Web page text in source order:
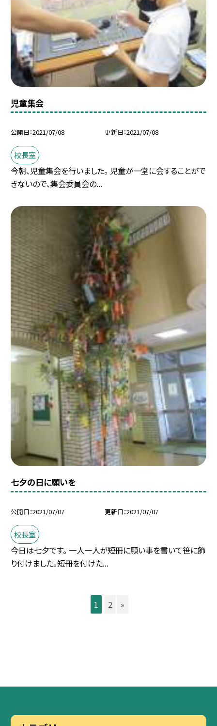
児童集会
公開日 2021/07/08 更新日 2021/07/08
校長室
今朝、児童集会を行いました。 児童が一堂に会することがで
きないので、集会委員会の...
七夕の日に願いを
公開日 2021/07/07 更新日 2021/07/07
校長室
今日は七夕です。 一人一人が短冊に願い事を書いて笹に飾
り付けました。短冊を付けた...
1 2 »